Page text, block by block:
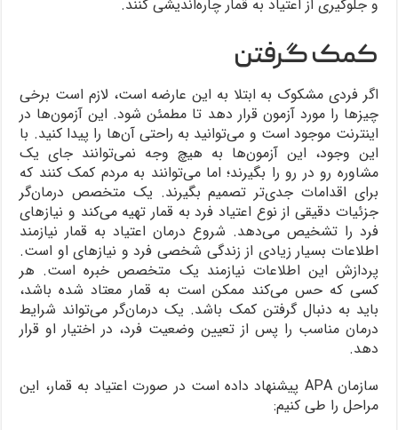
و جلوگیری از اعتیاد به قمار چاره‌اندیشی کنند.
کمک گرفتن
اگر فردی مشکوک به ابتلا به این عارضه است، لازم است برخی
چیزها را مورد آزمون قرار دهد تا مطمئن شود. این آزمون‌ها در
اینترنت موجود است و می‌توانید به راحتی آن‌ها را پیدا کنید. با
این وجود، این آزمون‌ها به هیچ وجه نمی‌توانند جای یک
مشاوره رو در رو را بگیرند؛ اما می‌توانند به مردم کمک کنند که
برای اقدامات جدی‌تر تصمیم بگیرند. یک متخصص درمان‌گر
جزئیات دقیقی از نوع اعتیاد فرد به قمار تهیه می‌کند و نیازهای
فرد را تشخیص می‌دهد. شروع درمان اعتیاد به قمار نیازمند
اطلاعات بسیار زیادی از زندگی شخصی فرد و نیازهای او است.
پردازش این اطلاعات نیازمند یک متخصص خبره است. هر
کسی که حس می‌کند ممکن است به قمار معتاد شده باشد،
باید به دنبال گرفتن کمک باشد. یک درمان‌گر می‌تواند شرایط
درمان مناسب را پس از تعیین وضعیت فرد، در اختیار او قرار
دهد.
سازمان APA پیشنهاد داده است در صورت اعتیاد به قمار، این
مراحل را طی کنیم: